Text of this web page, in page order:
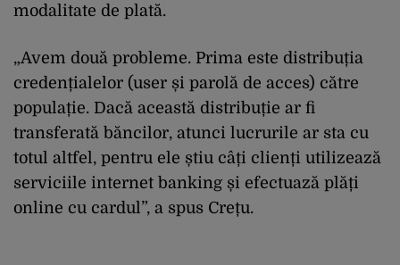
modalitate de plată.
„Avem două probleme. Prima este distribuția
credențialelor (user și parolă de acces) către
populație. Dacă această distribuție ar fi
transferată băncilor, atunci lucrurile ar sta cu
totul altfel, pentru ele știu câți clienți utilizează
serviciile internet banking și efectuază plăți
online cu cardul”, a spus Crețu.